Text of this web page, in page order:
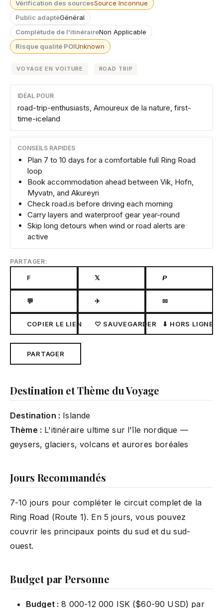
Vérification des sourcesSource Inconnue
Public adaptéGénéral
Complétude de l'itinéraireNon Applicable
Risque qualité POIUnknown
VOYAGE EN VOITURE ROAD TRIP
IDÉAL POUR
road-trip-enthusiasts, Amoureux de la nature, first-
time-iceland
CONSEILS RAPIDES
Plan 7 to 10 days for a comfortable full Ring Road
loop
Book accommodation ahead between Vik, Hofn,
Myvatn, and Akureyri
Check road.is before driving each morning
Carry layers and waterproof gear year-round
Skip long detours when wind or road alerts are
active
PARTAGER:
F 𝕏 𝙋
💬 ✈ ✉
COPIER LE LIEN ♡ SAUVEGARDER ⬇ HORS LIGNE
PARTAGER
Destination et Thème du Voyage
Destination : Islande
Thème : L'itinéraire ultime sur l'île nordique —
geysers, glaciers, volcans et aurores boréales
Jours Recommandés
7-10 jours pour compléter le circuit complet de la
Ring Road (Route 1). En 5 jours, vous pouvez
couvrir les principaux points du sud et du sud-
ouest.
Budget par Personne
Budget : 8 000-12 000 ISK ($60-90 USD) par